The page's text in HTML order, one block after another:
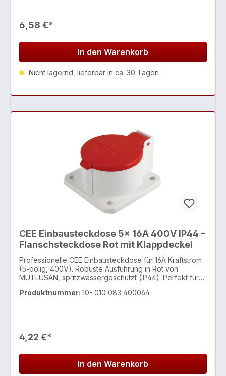
6,58 €*
In den Warenkorb
Nicht lagernd, lieferbar in ca. 30 Tagen
CEE Einbausteckdose 5x 16A 400V IP44 –
Flanschsteckdose Rot mit Klappdeckel
Professionelle CEE Einbausteckdose für 16A Kraftstrom
(5-polig, 400V). Robuste Ausführung in Rot von
MUTLUSAN, spritzwassergeschützt (IP44). Perfekt für
oder Caravan. Mit selbstschließendem Klappdeckel.
Produktnummer: 10- 010 083 400064
4,22 €*
In den Warenkorb